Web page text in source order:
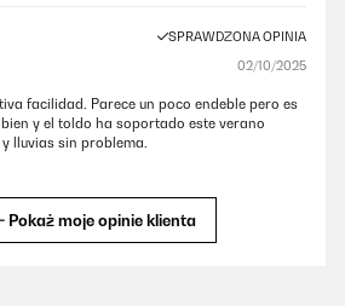
SPRAWDZONA OPINIA
02/10/2025
facilidad. Parece un poco endeble pero es
y el toldo ha soportado este verano
lluvias sin problema.
Pokaż moje opinie klienta